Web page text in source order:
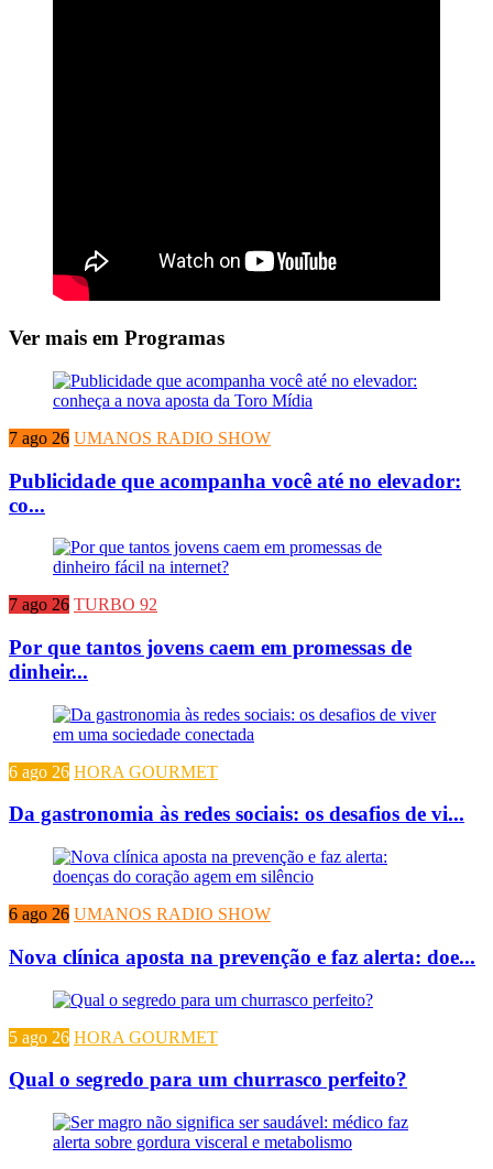
Ver mais em Programas
7 ago 26 UMANOS RADIO SHOW
Publicidade que acompanha você até no elevador:
co...
7 ago 26 TURBO 92
Por que tantos jovens caem em promessas de
dinheir...
6 ago 26 HORA GOURMET
Da gastronomia às redes sociais: os desafios de vi...
6 ago 26 UMANOS RADIO SHOW
Nova clínica aposta na prevenção e faz alerta: doe...
5 ago 26 HORA GOURMET
Qual o segredo para um churrasco perfeito?